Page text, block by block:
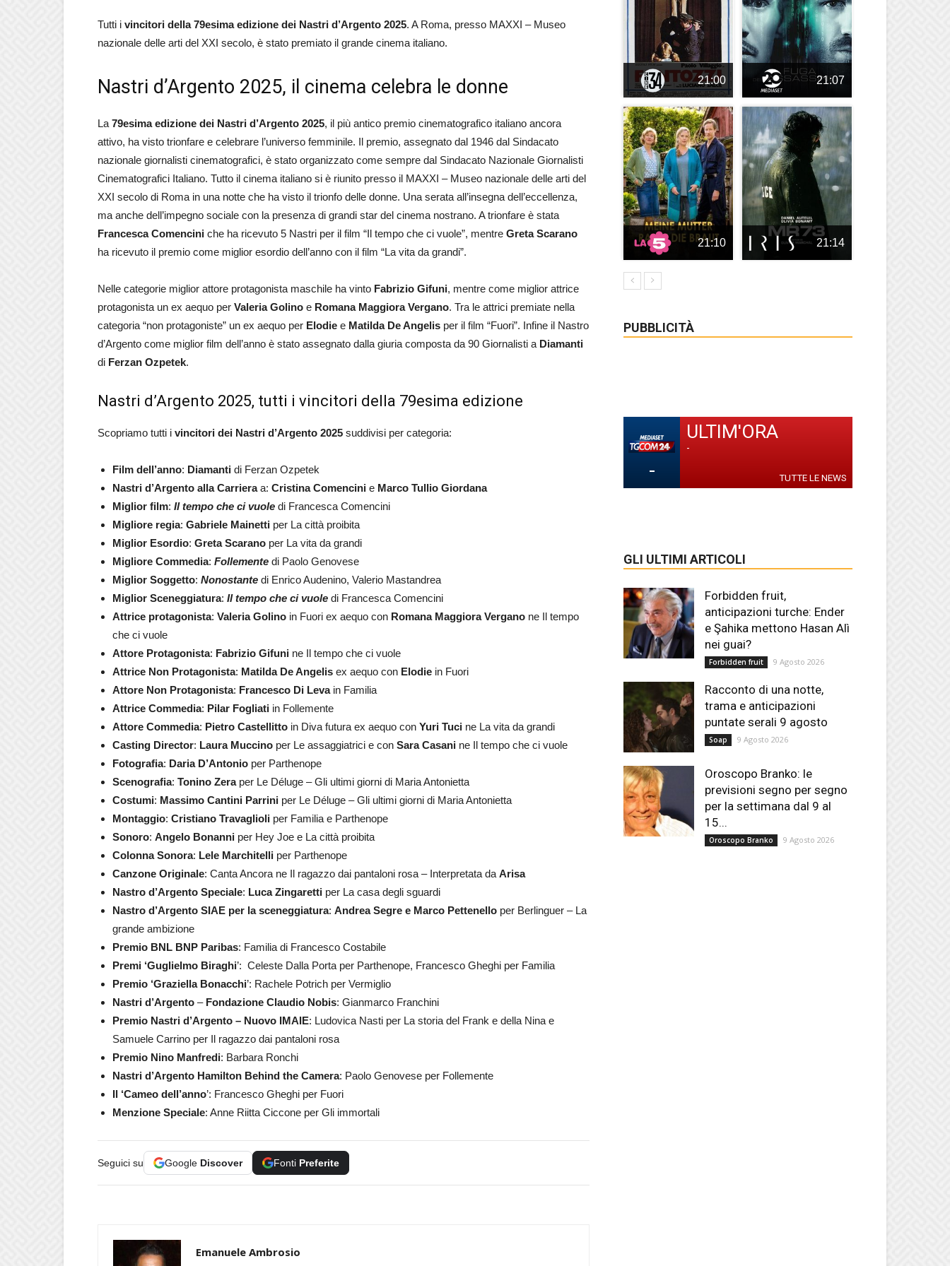
Tutti i vincitori della 79esima edizione dei Nastri d’Argento 2025. A Roma, presso MAXXI – Museo
nazionale delle arti del XXI secolo, è stato premiato il grande cinema italiano.
Nastri d’Argento 2025, il cinema celebra le donne
La 79esima edizione dei Nastri d’Argento 2025, il più antico premio cinematografico italiano ancora
attivo, ha visto trionfare e celebrare l’universo femminile. Il premio, assegnato dal 1946 dal Sindacato
nazionale giornalisti cinematografici, è stato organizzato come sempre dal Sindacato Nazionale Giornalisti
Cinematografici Italiano. Tutto il cinema italiano si è riunito presso il MAXXI – Museo nazionale delle arti del
XXI secolo di Roma in una notte che ha visto il trionfo delle donne. Una serata all’insegna dell’eccellenza,
ma anche dell’impegno sociale con la presenza di grandi star del cinema nostrano. A trionfare è stata
Francesca Comencini che ha ricevuto 5 Nastri per il film “Il tempo che ci vuole”, mentre Greta Scarano
ha ricevuto il premio come miglior esordio dell’anno con il film “La vita da grandi”.
Nelle categorie miglior attore protagonista maschile ha vinto Fabrizio Gifuni, mentre come miglior attrice
protagonista un ex aequo per Valeria Golino e Romana Maggiora Vergano. Tra le attrici premiate nella
categoria “non protagoniste” un ex aequo per Elodie e Matilda De Angelis per il film “Fuori”. Infine il Nastro
d’Argento come miglior film dell’anno è stato assegnato dalla giuria composta da 90 Giornalisti a Diamanti
di Ferzan Ozpetek.
Nastri d’Argento 2025, tutti i vincitori della 79esima edizione
Scopriamo tutti i vincitori dei Nastri d’Argento 2025 suddivisi per categoria:
Film dell’anno: Diamanti di Ferzan Ozpetek
Nastri d’Argento alla Carrieraa: Cristina Comencini e Marco Tullio Giordana
Miglior film: Il tempo che ci vuole di Francesca Comencini
Migliore regia: Gabriele Mainetti per La città proibita
Miglior Esordio: Greta Scarano per La vita da grandi
Migliore Commedia: Follemente di Paolo Genovese
Miglior Soggetto: Nonostante di Enrico Audenino, Valerio Mastandrea
Miglior Sceneggiatura: Il tempo che ci vuole di Francesca Comencini
Attrice protagonista: Valeria Golino in Fuori ex aequo con Romana Maggiora Vergano ne Il tempo
che ci vuole
Attore Protagonista: Fabrizio Gifuni ne Il tempo che ci vuole
Attrice Non Protagonista: Matilda De Angelis ex aequo con Elodie in Fuori
Attore Non Protagonista: Francesco Di Levain Familia
Attrice Commedia: Pilar Fogliati in Follemente
Attore Commedia: Pietro Castellitto in Diva futura ex aequo con Yuri Tuci ne La vita da grandi
Casting Director: Laura Muccino per Le assaggiatrici e con Sara Casani ne Il tempo che ci vuole
Fotografia: Daria D’Antonio per Parthenope
Scenografia: Tonino Zeraper Le Déluge – Gli ultimi giorni di Maria Antonietta
Costumi: Massimo Cantini Parrini per Le Déluge – Gli ultimi giorni di Maria Antonietta
Montaggio: Cristiano Travaglioli per Familia e Parthenope
Sonoro: Angelo Bonanni per Hey Joe e La città proibita
Colonna Sonora: Lele Marchitelli per Parthenope
Canzone Originale: Canta Ancora ne Il ragazzo dai pantaloni rosa – Interpretata da Arisa
Nastro d’Argento Speciale: Luca Zingaretti per La casa degli sguardi
Nastro d’Argento SIAE per la sceneggiatura: Andrea Segre e Marco Pettenello per Berlinguer – La
grande ambizione
Premio BNL BNP Paribas: Familia di Francesco Costabile
Premi ‘Guglielmo Biraghi’: Celeste Dalla Porta per Parthenope, Francesco Gheghi per Familia
Premio ‘Graziella Bonacchi’: Rachele Potrich per Vermiglio
Nastri d’Argento – Fondazione Claudio Nobis: Gianmarco Franchini
Premio Nastri d’Argento – Nuovo IMAIE: Ludovica Nasti per La storia del Frank e della Nina e
Samuele Carrino per Il ragazzo dai pantaloni rosa
Premio Nino Manfredi: Barbara Ronchi
Nastri d’Argento Hamilton Behind the Camera: Paolo Genovese per Follemente
Il ‘Cameo dell’anno’: Francesco Gheghi per Fuori
Menzione Speciale: Anne Riitta Ciccone per Gli immortali
Seguici su Google Discover Fonti Preferite
Emanuele Ambrosio
21:00 21:07
21:10 21:14
PUBBLICITÀ
-
ULTIM'ORA
-
TUTTE LE NEWS
GLI ULTIMI ARTICOLI
Forbidden fruit,
anticipazioni turche: Ender
e Şahika mettono Hasan Alì
nei guai?
Forbidden fruit 9 Agosto 2026
Racconto di una notte,
trama e anticipazioni
puntate serali 9 agosto
Soap 9 Agosto 2026
Oroscopo Branko: le
previsioni segno per segno
per la settimana dal 9 al
15...
Oroscopo Branko 9 Agosto 2026